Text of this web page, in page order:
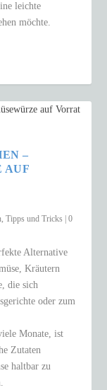
leichte
möchte.
–
AUF
,Tipps und Tricks |0
Alternative
Kräutern
die sich
oder zum
Monate, ist
Zutaten
haltbar zu